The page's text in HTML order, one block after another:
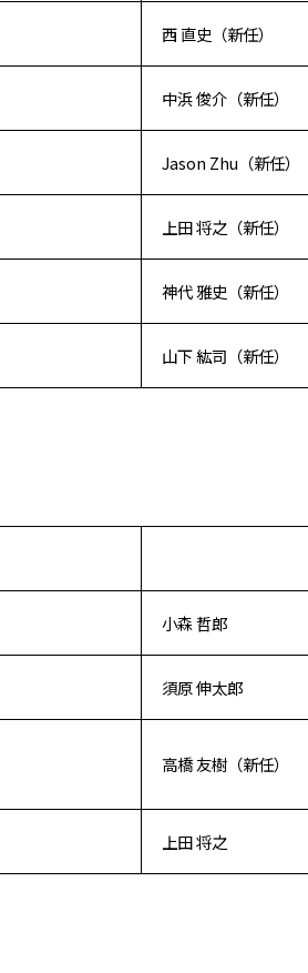
西 直史（新任）
中浜 俊介（新任）
Jason Zhu（新任）
上田 将之（新任）
神代 雅史（新任）
山下 紘司（新任）
小森 哲郎
須原 伸太郎
高橋 友樹（新任）
上田 将之